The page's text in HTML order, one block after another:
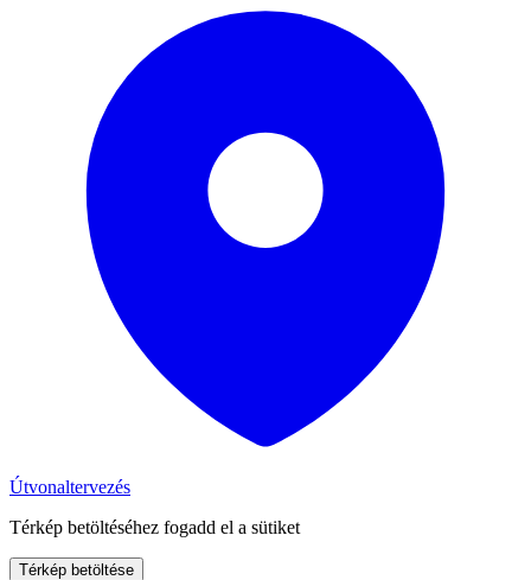
Útvonaltervezés
Térkép betöltéséhez fogadd el a sütiket
Térkép betöltése